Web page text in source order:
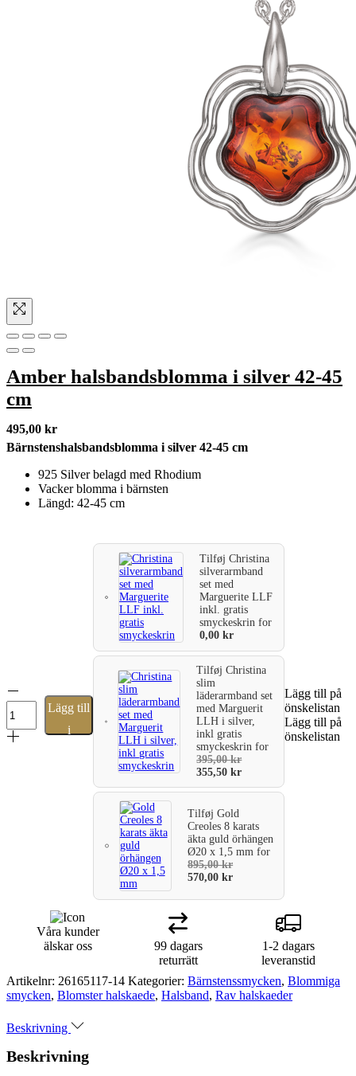
Amber halsbandsblomma i silver 42-45
cm
495,00 kr
Bärnstenshalsbandsblomma i silver 42-45 cm
925 Silver belagd med Rhodium
Vacker blomma i bärnsten
Längd: 42-45 cm
Amber
halsbandsblomma
silver
Lägg till
i
TilføjChristina
silverarmband
set med
Marguerite LLF
inkl. gratis
smyckeskrinfor
0,00kr
TilføjChristina
slim
läderarmband set
med Marguerit
LLH i silver,
inkl gratis
smyckeskrinfor
395,00kr
355,50kr
TilføjGold
Creoles 8 karats
äkta guld örhängen
Ø20 x 1,5 mmfor
895,00kr
570,00kr
Lägg till på
önskelistan
Lägg till på
önskelistan
Våra kunder
älskar oss
99 dagars
returrätt
1-2 dagars
leveranstid
Artikelnr: 26165117-14 Kategorier: Bärnstenssmycken, Blommiga
smycken, Blomster halskaede, Halsband, Rav halskaeder
Beskrivning
Beskrivning